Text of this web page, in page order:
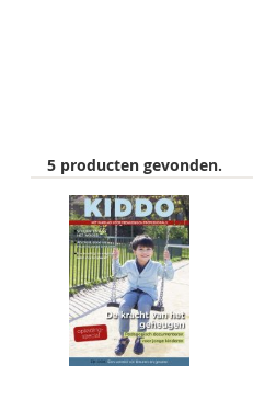
5 producten gevonden.